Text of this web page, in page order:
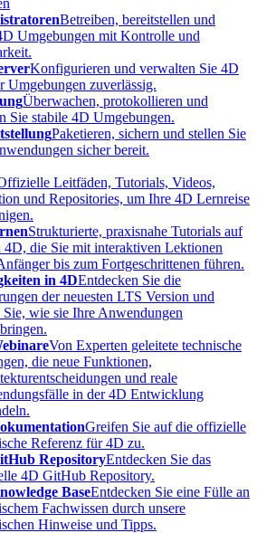
Betreiben, bereitstellen und
Umgebungen mit Kontrolle und
Konfigurieren und verwalten Sie 4D
Umgebungen zuverlässig.
Überwachen, protokollieren und
Sie stabile 4D Umgebungen.
Paketieren, sichern und stellen Sie
sicher bereit.
Leitfäden, Tutorials, Videos,
und Repositories, um Ihre 4D Lernreise
Strukturierte, praxisnahe Tutorials auf
4D, die Sie mit interaktiven Lektionen
bis zum Fortgeschrittenen führen.
in 4DEntdecken Sie die
der neuesten LTS Version und
Sie, wie sie Ihre Anwendungen
Von Experten geleitete technische
die neue Funktionen,
und reale
in der 4D Entwicklung
Greifen Sie auf die offizielle
Referenz für 4D zu.
RepositoryEntdecken Sie das
4D GitHub Repository.
BaseEntdecken Sie eine Fülle an
Fachwissen durch unsere
Hinweise und Tipps.